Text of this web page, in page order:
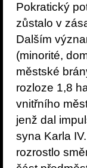
Pokratický
zůstalo v
Dalším
(minorité,
městské
rozloze 1,8
vnitřního
jenž dal
syna Karla
rozrostlo